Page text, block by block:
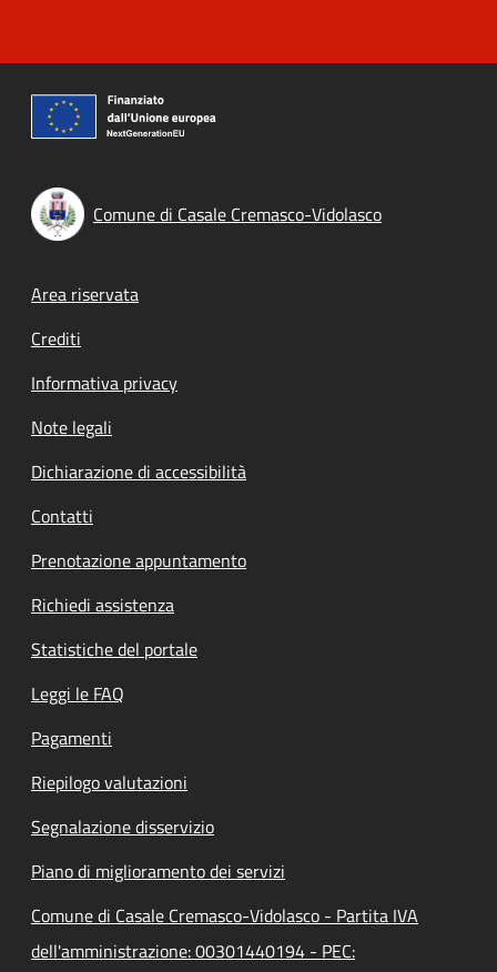
Comune di Casale Cremasco-Vidolasco
Footer menu
Area riservata
Crediti
Informativa privacy
Note legali
Dichiarazione di accessibilità
Contatti
Prenotazione appuntamento
Richiedi assistenza
Statistiche del portale
Leggi le FAQ
Pagamenti
Riepilogo valutazioni
Segnalazione disservizio
Piano di miglioramento dei servizi
Comune di Casale Cremasco-Vidolasco - Partita IVA
dell'amministrazione: 00301440194 - PEC: